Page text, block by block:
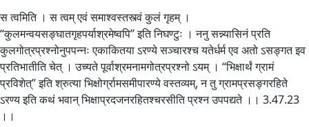
स त्वमिति । स त्वम् एवं समाश्वस्तस्त्वं कुलं गृहम् ।
“कुलमन्वयसङ्घातगृहपर्याश्रमेष्वपि” इति निघण्टुः । ननु सन्न्यासिनं प्रति
कुलगोत्रप्रश्नोनुपपन्नः एकाकितया ऽरण्ये सञ्चारश्च यतेर्धर्म एव अतो ऽसङ्गत इव
प्रतिभातीति चेत् । उच्यते पूर्वाश्रमनामगोत्रप्रश्नो ऽयम् । “भिक्षार्थं ग्रामं
प्रविशेत्” इति श्रुत्या भिक्षोर्ग्रामसमीपारण्ये वस्तव्यम्, न तु ग्रामप्रसङ्गरहिते
ऽरण्य इति कथं भवान् भिक्षाप्रदजनरहितश्चरसीति प्रश्न उपपद्यते ।। 3.47.23
।।